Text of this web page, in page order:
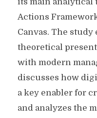
Actions
Canvas. The study
theoretical
with modern
discusses how
a key enabler for
and analyzes the